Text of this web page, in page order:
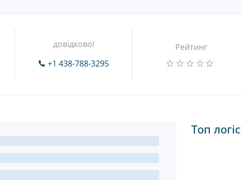
довідкової
+1 438-788-3295
Рейтинг
Топ